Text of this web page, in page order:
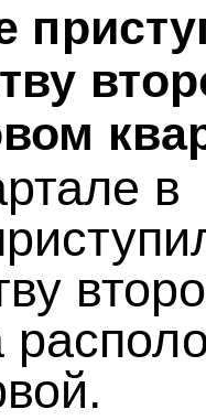
в